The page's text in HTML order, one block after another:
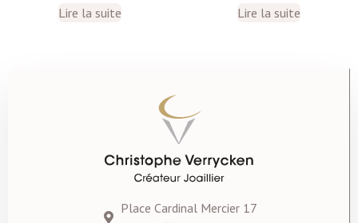
Lire la suite Lire la suite
Place Cardinal Mercier 17